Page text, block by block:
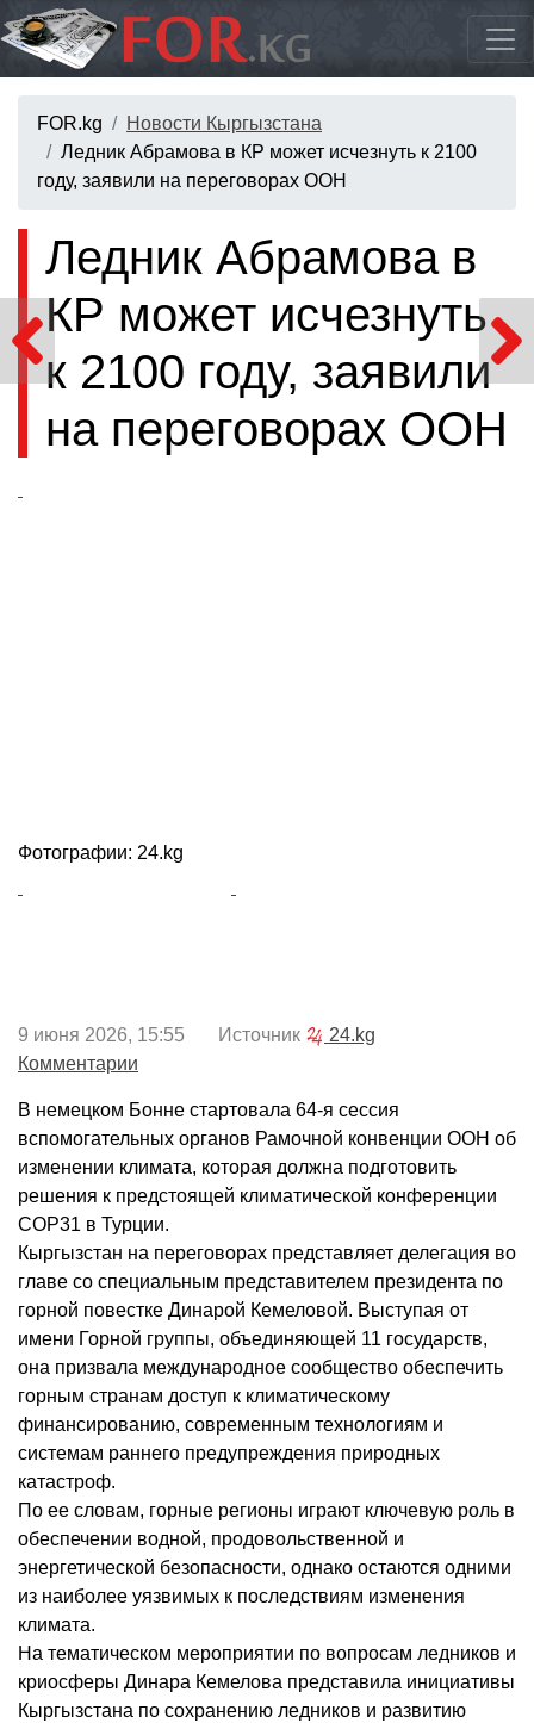
FOR.kg
Новости Кыргызстана
Ледник Абрамова в КР может исчезнуть к 2100
году, заявили на переговорах ООН
Ледник Абрамова в
КР может исчезнуть
к 2100 году, заявили
на переговорах ООН
Фотографии: 24.kg
9 июня 2026, 15:55 Источник
24.kg
Комментарии
В немецком Бонне стартовала 64-я сессия
вспомогательных органов Рамочной конвенции ООН об
изменении климата, которая должна подготовить
решения к предстоящей климатической конференции
COP31 в Турции.
Кыргызстан на переговорах представляет делегация во
главе со специальным представителем президента по
горной повестке Динарой Кемеловой. Выступая от
имени Горной группы, объединяющей 11 государств,
она призвала международное сообщество обеспечить
горным странам доступ к климатическому
финансированию, современным технологиям и
системам раннего предупреждения природных
катастроф.
По ее словам, горные регионы играют ключевую роль в
обеспечении водной, продовольственной и
энергетической безопасности, однако остаются одними
из наиболее уязвимых к последствиям изменения
климата.
На тематическом мероприятии по вопросам ледников и
криосферы Динара Кемелова представила инициативы
Кыргызстана по сохранению ледников и развитию